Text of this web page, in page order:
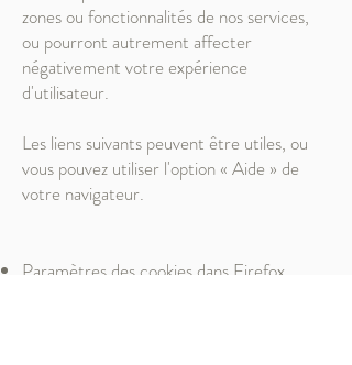
zones ou fonctionnalités de nos services,
ou pourront autrement affecter
négativement votre expérience
d'utilisateur.
Les liens suivants peuvent être utiles, ou
vous pouvez utiliser l'option « Aide » de
votre navigateur.
Paramètres des cookies dans Firefox